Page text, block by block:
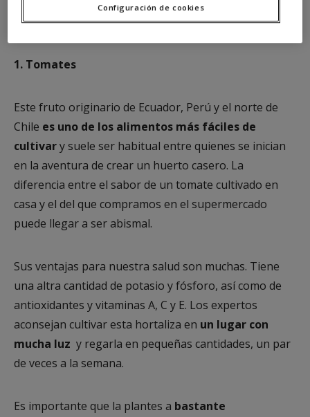
1. Tomates
Este fruto originario de Ecuador, Perú y el norte de
Chile es uno de los alimentos más fáciles de
cultivary suele ser habitual entre quienes se inician
en la aventura de crear un huerto casero. La
diferencia entre el sabor de un tomate cultivado en
casa y el del que compramos en el supermercado
puede llegar a ser abismal.
Sus ventajas para nuestra salud son muchas. Tiene
una altra cantidad de potasio y fósforo, así como de
antioxidantes y vitaminas A, C y E. Los expertos
aconsejan cultivar esta hortaliza en un lugar con
mucha luz y regarla en pequeñas cantidades, un par
de veces a la semana.
Es importante que la plantes a bastante
Configuración de cookies